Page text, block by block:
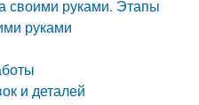
своими руками. Этапы
руками
и деталей